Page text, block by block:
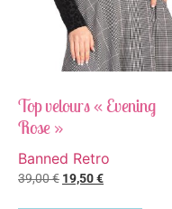
Top velours « Evening
Rose »
Banned Retro
39,00€ 19,50€